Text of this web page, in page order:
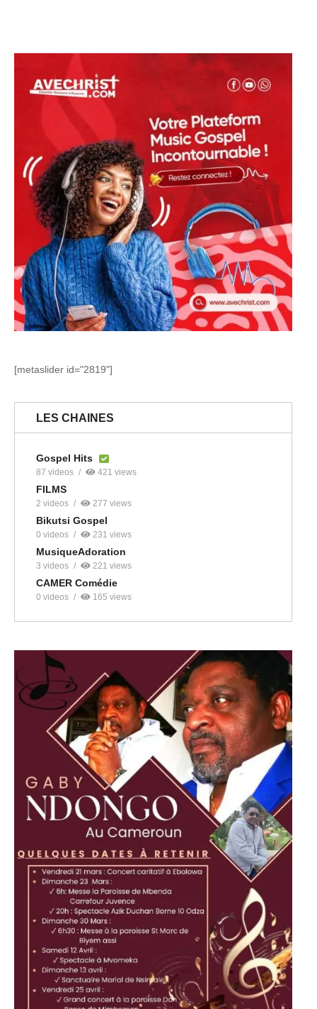
[metaslider id="2819"]
LES CHAINES
Gospel Hits
87 videos 421 views
FILMS
2 videos 277 views
Bikutsi Gospel
0 videos 231 views
MusiqueAdoration
3 videos 221 views
CAMER Comédie
0 videos 165 views